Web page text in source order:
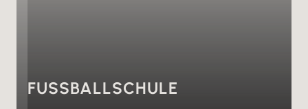
FUSSBALLSCHULE